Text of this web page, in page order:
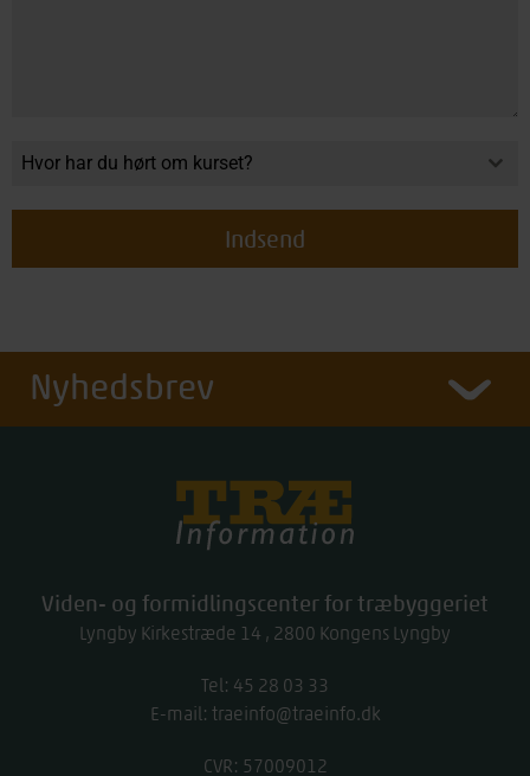
Hvor har du hørt om kurset?
Indsend
Viden- og formidlingscenter for træbyggeriet
Lyngby Kirkestræde 14 2800 Kongens Lyngby
Tel: work
45 28 03 33
E-mail: traeinfo@traeinfo.dk
CVR: 57009012
Nyhedsbrev